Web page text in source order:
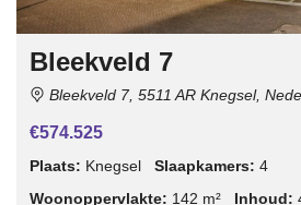
Bleekveld 7
Bleekveld 7, 5511 AR Knegsel,
€574.525
Plaats: Knegsel Slaapkamers: 4
Woonoppervlakte: 142 m² Inhoud: